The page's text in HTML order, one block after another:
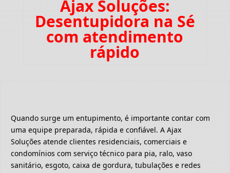
Ajax Soluções:
Desentupidora na Sé
com atendimento
rápido
Quando surge um entupimento, é importante contar com
uma equipe preparada, rápida e confiável. A Ajax
Soluções atende clientes residenciais, comerciais e
condomínios com serviço técnico para pia, ralo, vaso
sanitário, esgoto, caixa de gordura, tubulações e redes